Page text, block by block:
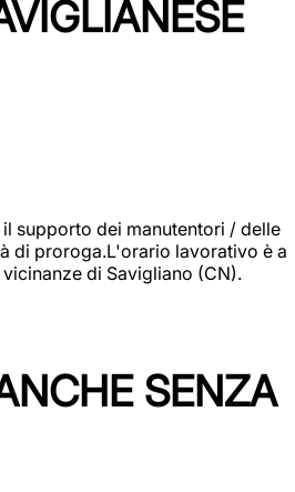
supporto dei manutentori / delle
di proroga.L'orario lavorativo è a
vicinanze di Savigliano (CN).
SENZA